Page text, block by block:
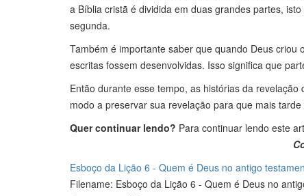
a Bíblia cristã é dividida em duas grandes partes,
segunda.
Também é importante saber que quando Deus
escritas fossem desenvolvidas. Isso significa que
Então durante esse tempo, as histórias da
modo a preservar sua revelação para que mais
Quer continuar lendo? Para continuar lendo este
Esboço da Lição 6 - Quem é Deus no antigo
Filename: Esboço da Lição 6 - Quem é Deus no